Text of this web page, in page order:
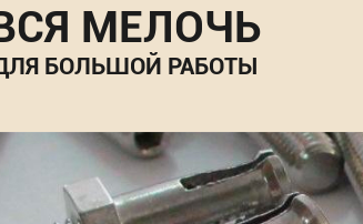
МЕЛОЧЬ
БОЛЬШОЙ РАБОТЫ